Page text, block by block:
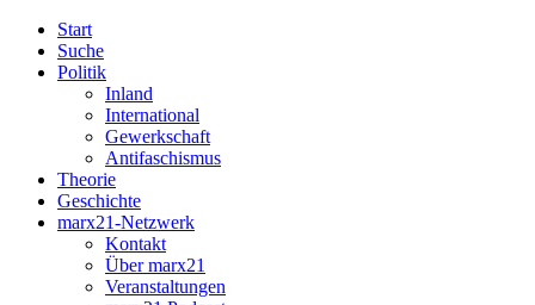
Start
Suche
Politik
Inland
International
Gewerkschaft
Antifaschismus
Theorie
Geschichte
marx21-Netzwerk
Kontakt
Über marx21
Veranstaltungen